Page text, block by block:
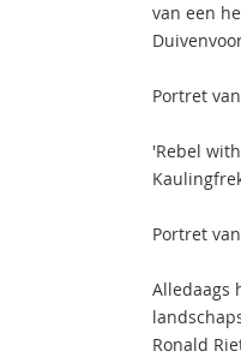
van een
Portret
'Rebel
Portret
Alledaags
Ronald